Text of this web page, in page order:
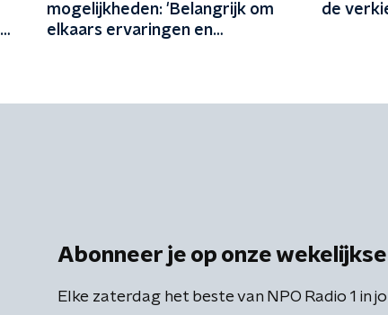
mogelijkheden: 'Belangrijk om
elkaars ervaringen en
de
Abonneer je op onze
Elke zaterdag het beste van NPO Radio 1 in